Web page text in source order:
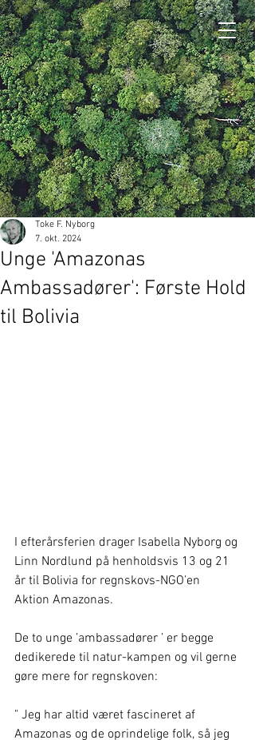
GIVE
Unge 'Amazonas
Ambassadører': Første Hold
til Bolivia
Toke F. Nyborg
7. okt. 2024
I efterårsferien drager Isabella Nyborg og
Linn Nordlund på henholdsvis 13 og 21
år til Bolivia for regnskovs-NGO’en
Aktion Amazonas.
De to unge ’ambassadører ’ er begge
dedikerede til natur-kampen og vil gerne
gøre mere for regnskoven:
" Jeg har altid været fascineret af
Amazonas og de oprindelige folk, så jeg